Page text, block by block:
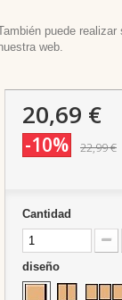
puede
web.
20,69 €
-10% 22,99 €
Cantidad
diseño